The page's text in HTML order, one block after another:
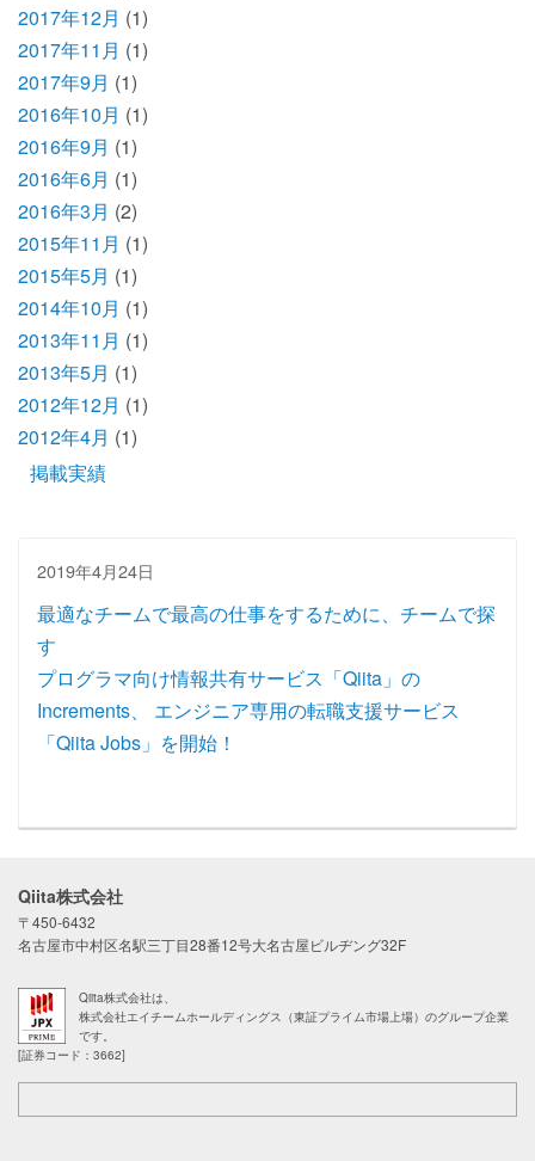
2017年12月 (1)
2017年11月 (1)
2017年9月 (1)
2016年10月 (1)
2016年9月 (1)
2016年6月 (1)
2016年3月 (2)
2015年11月 (1)
2015年5月 (1)
2014年10月 (1)
2013年11月 (1)
2013年5月 (1)
2012年12月 (1)
2012年4月 (1)
掲載実績
2019年4月24日
最適なチームで最高の仕事をするために、チームで探
す
プログラマ向け情報共有サービス「Qiita」の
Increments、 エンジニア専用の転職支援サービス
「Qiita Jobs」を開始！
Qiita株式会社
〒450-6432
名古屋市中村区名駅三丁目28番12号大名古屋ビルヂング32F
Qiita株式会社は、
株式会社エイチームホールディングス（東証プライム市場上場）のグループ企業
です。
[証券コード：3662]